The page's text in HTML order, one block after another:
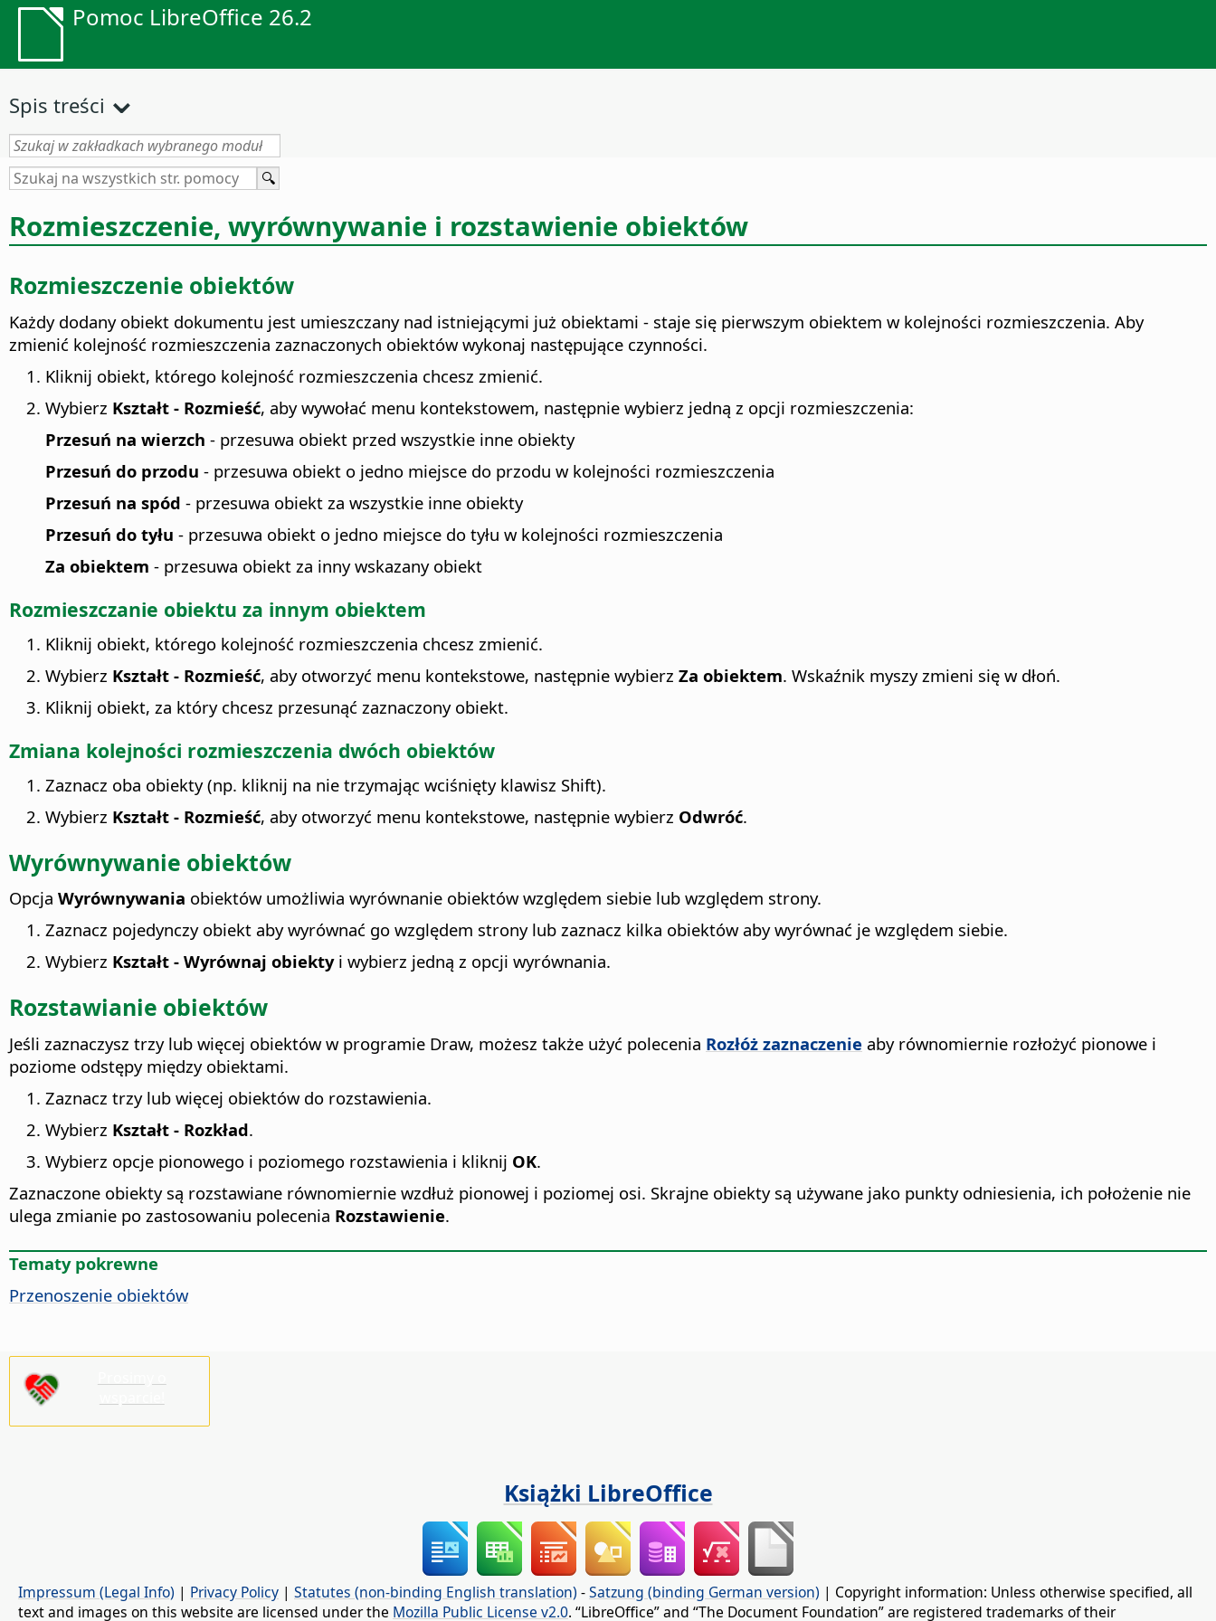
Pomoc LibreOffice 26.2
Spis treści
Rozmieszczenie, wyrównywanie i rozstawienie obiektów
Rozmieszczenie obiektów
Każdy dodany obiekt dokumentu jest umieszczany nad istniejącymi już obiektami - staje się pierwszym obiektem w kolejności rozmieszczenia. Aby
zmienić kolejność rozmieszczenia zaznaczonych obiektów wykonaj następujące czynności.
Kliknij obiekt, którego kolejność rozmieszczenia chcesz zmienić.
Wybierz Kształt - Rozmieść, aby wywołać menu kontekstowem, następnie wybierz jedną z opcji rozmieszczenia:
Przesuń na wierzch - przesuwa obiekt przed wszystkie inne obiekty
Przesuń do przodu - przesuwa obiekt o jedno miejsce do przodu w kolejności rozmieszczenia
Przesuń na spód - przesuwa obiekt za wszystkie inne obiekty
Przesuń do tyłu - przesuwa obiekt o jedno miejsce do tyłu w kolejności rozmieszczenia
Za obiektem - przesuwa obiekt za inny wskazany obiekt
Rozmieszczanie obiektu za innym obiektem
Kliknij obiekt, którego kolejność rozmieszczenia chcesz zmienić.
Wybierz Kształt - Rozmieść, aby otworzyć menu kontekstowe, następnie wybierz Za obiektem. Wskaźnik myszy zmieni się w dłoń.
Kliknij obiekt, za który chcesz przesunąć zaznaczony obiekt.
Zmiana kolejności rozmieszczenia dwóch obiektów
Zaznacz oba obiekty (np. kliknij na nie trzymając wciśnięty klawisz Shift).
Wybierz Kształt - Rozmieść, aby otworzyć menu kontekstowe, następnie wybierz Odwróć.
Wyrównywanie obiektów
Opcja Wyrównywania obiektów umożliwia wyrównanie obiektów względem siebie lub względem strony.
Zaznacz pojedynczy obiekt aby wyrównać go względem strony lub zaznacz kilka obiektów aby wyrównać je względem siebie.
Wybierz Kształt - Wyrównaj obiektyi wybierz jedną z opcji wyrównania.
Rozstawianie obiektów
Jeśli zaznaczysz trzy lub więcej obiektów w programie Draw, możesz także użyć polecenia Rozłóż zaznaczenie aby równomiernie rozłożyć pionowe i
poziome odstępy między obiektami.
Zaznacz trzy lub więcej obiektów do rozstawienia.
Wybierz Kształt - Rozkład.
Wybierz opcje pionowego i poziomego rozstawienia i kliknij OK.
Zaznaczone obiekty są rozstawiane równomiernie wzdłuż pionowej i poziomej osi. Skrajne obiekty są używane jako punkty odniesienia, ich położenie nie
ulega zmianie po zastosowaniu polecenia Rozstawienie.
Tematy pokrewne
Przenoszenie obiektów
Książki LibreOffice
Impressum (Legal Info) | Privacy Policy | Statutes (non-binding English translation) -Satzung (binding German version) | Copyright information: Unless otherwise specified, all
text and images on this website are licensed under the Mozilla Public License v2.0. “LibreOffice” and “The Document Foundation” are registered trademarks of their